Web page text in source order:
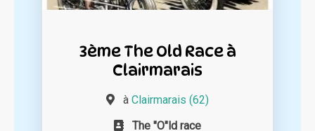
3ème The Old Race à
Clairmarais
à Clairmarais (62)
The "O"ld race